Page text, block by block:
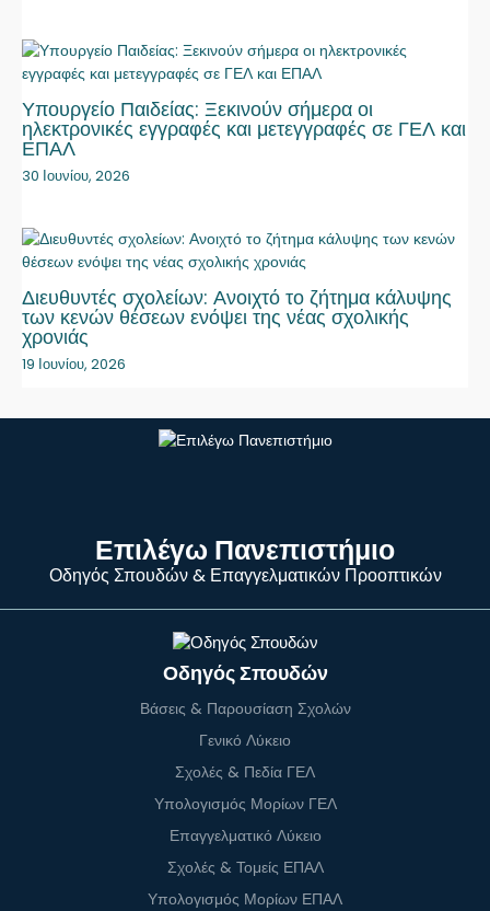
Υπουργείο Παιδείας: Ξεκινούν σήμερα οι
ηλεκτρονικές εγγραφές και μετεγγραφές σε ΓΕΛ και
ΕΠΑΛ
30 Ιουνίου, 2026
Διευθυντές σχολείων: Ανοιχτό το ζήτημα κάλυψης
των κενών θέσεων ενόψει της νέας σχολικής
χρονιάς
19 Ιουνίου, 2026
Επιλέγω Πανεπιστήμιο
Οδηγός Σπουδών & Επαγγελματικών Προοπτικών
Οδηγός Σπουδών
Βάσεις & Παρουσίαση Σχολών
Γενικό Λύκειο
Σχολές & Πεδία ΓΕΛ
Υπολογισμός Μορίων ΓΕΛ
Επαγγελματικό Λύκειο
Σχολές & Τομείς ΕΠΑΛ
Υπολογισμός Μορίων ΕΠΑΛ